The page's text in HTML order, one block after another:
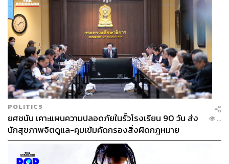
POLITICS
ยศชนัน เคาะแผนความปลอดภัยในรั้วโรงเรียน 90 วัน ส่ง
นักสุขภาพจิตดูแล-คุมเข้มคัดกรองสิ่งผิดกฎหมาย
...